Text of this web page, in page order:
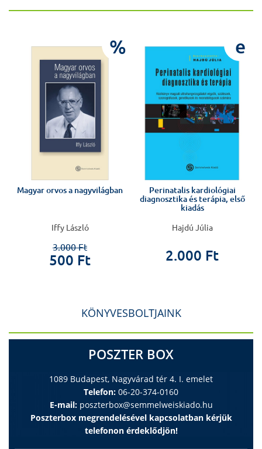
%
Magyar orvos a nagyvilágban
Iffy László
3.000 Ft
500 Ft
e
Perinatalis kardiológiai
diagnosztika és terápia, első
kiadás
Hajdú Júlia
2.000 Ft
KÖNYVESBOLTJAINK
POSZTER BOX
1089 Budapest, Nagyvárad tér 4. I. emelet
Telefon: 06-20-374-0160
E-mail: poszterbox@semmelweiskiado.hu
Poszterbox megrendelésével kapcsolatban kérjük
telefonon érdeklődjön!